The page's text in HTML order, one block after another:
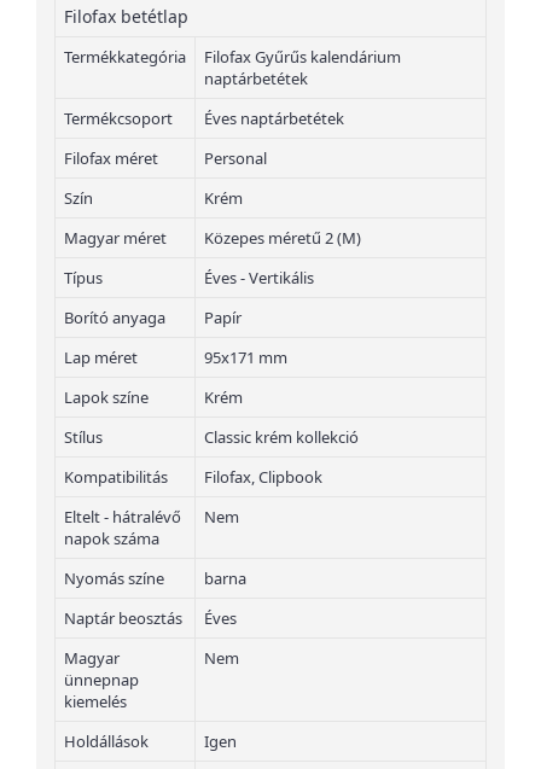
Filofax betétlap
Termékkategória
Filofax Gyűrűs kalendárium
naptárbetétek
Termékcsoport
Éves naptárbetétek
Filofax méret
Personal
Szín
Krém
Magyar méret
Közepes méretű 2 (M)
Típus
Éves - Vertikális
Borító anyaga
Papír
Lap méret
95x171 mm
Lapok színe
Krém
Stílus
Classic krém kollekció
Kompatibilitás
Filofax, Clipbook
Eltelt - hátralévő
napok száma
Nem
Nyomás színe
barna
Naptár beosztás
Éves
Magyar
ünnepnap
kiemelés
Nem
Holdállások
Igen